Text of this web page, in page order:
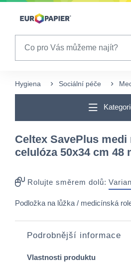
Table Of Content
Hygiena Sociální péče
Celtex SavePlus
celulóza 50x34 cm 48
Rolujte směrem dolů:
Podložka na lůžka / medicínská
Podrobnější informace
Vlastnosti produktu